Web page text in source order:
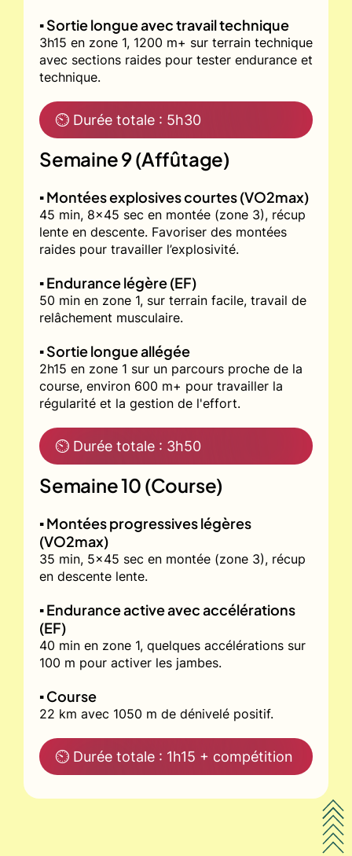
▪️ Sortie longue avec travail technique
3h15 en zone 1, 1200 m+ sur terrain technique
avec sections raides pour tester endurance et
technique.
⏲ Durée totale : 5h30
Semaine 9 (Affûtage)
▪️ Montées explosives courtes (VO2max)
45 min, 8x45 sec en montée (zone 3), récup
lente en descente. Favoriser des montées
raides pour travailler l’explosivité.
▪️ Endurance légère (EF)
50 min en zone 1, sur terrain facile, travail de
relâchement musculaire.
▪️ Sortie longue allégée
2h15 en zone 1 sur un parcours proche de la
course, environ 600 m+ pour travailler la
régularité et la gestion de l'effort.
⏲ Durée totale : 3h50
Semaine 10 (Course)
▪️ Montées progressives légères
(VO2max)
35 min, 5x45 sec en montée (zone 3), récup
en descente lente.
▪️ Endurance active avec accélérations
(EF)
40 min en zone 1, quelques accélérations sur
100 m pour activer les jambes.
▪️ Course
22 km avec 1050 m de dénivelé positif.
⏲ Durée totale : 1h15 + compétition